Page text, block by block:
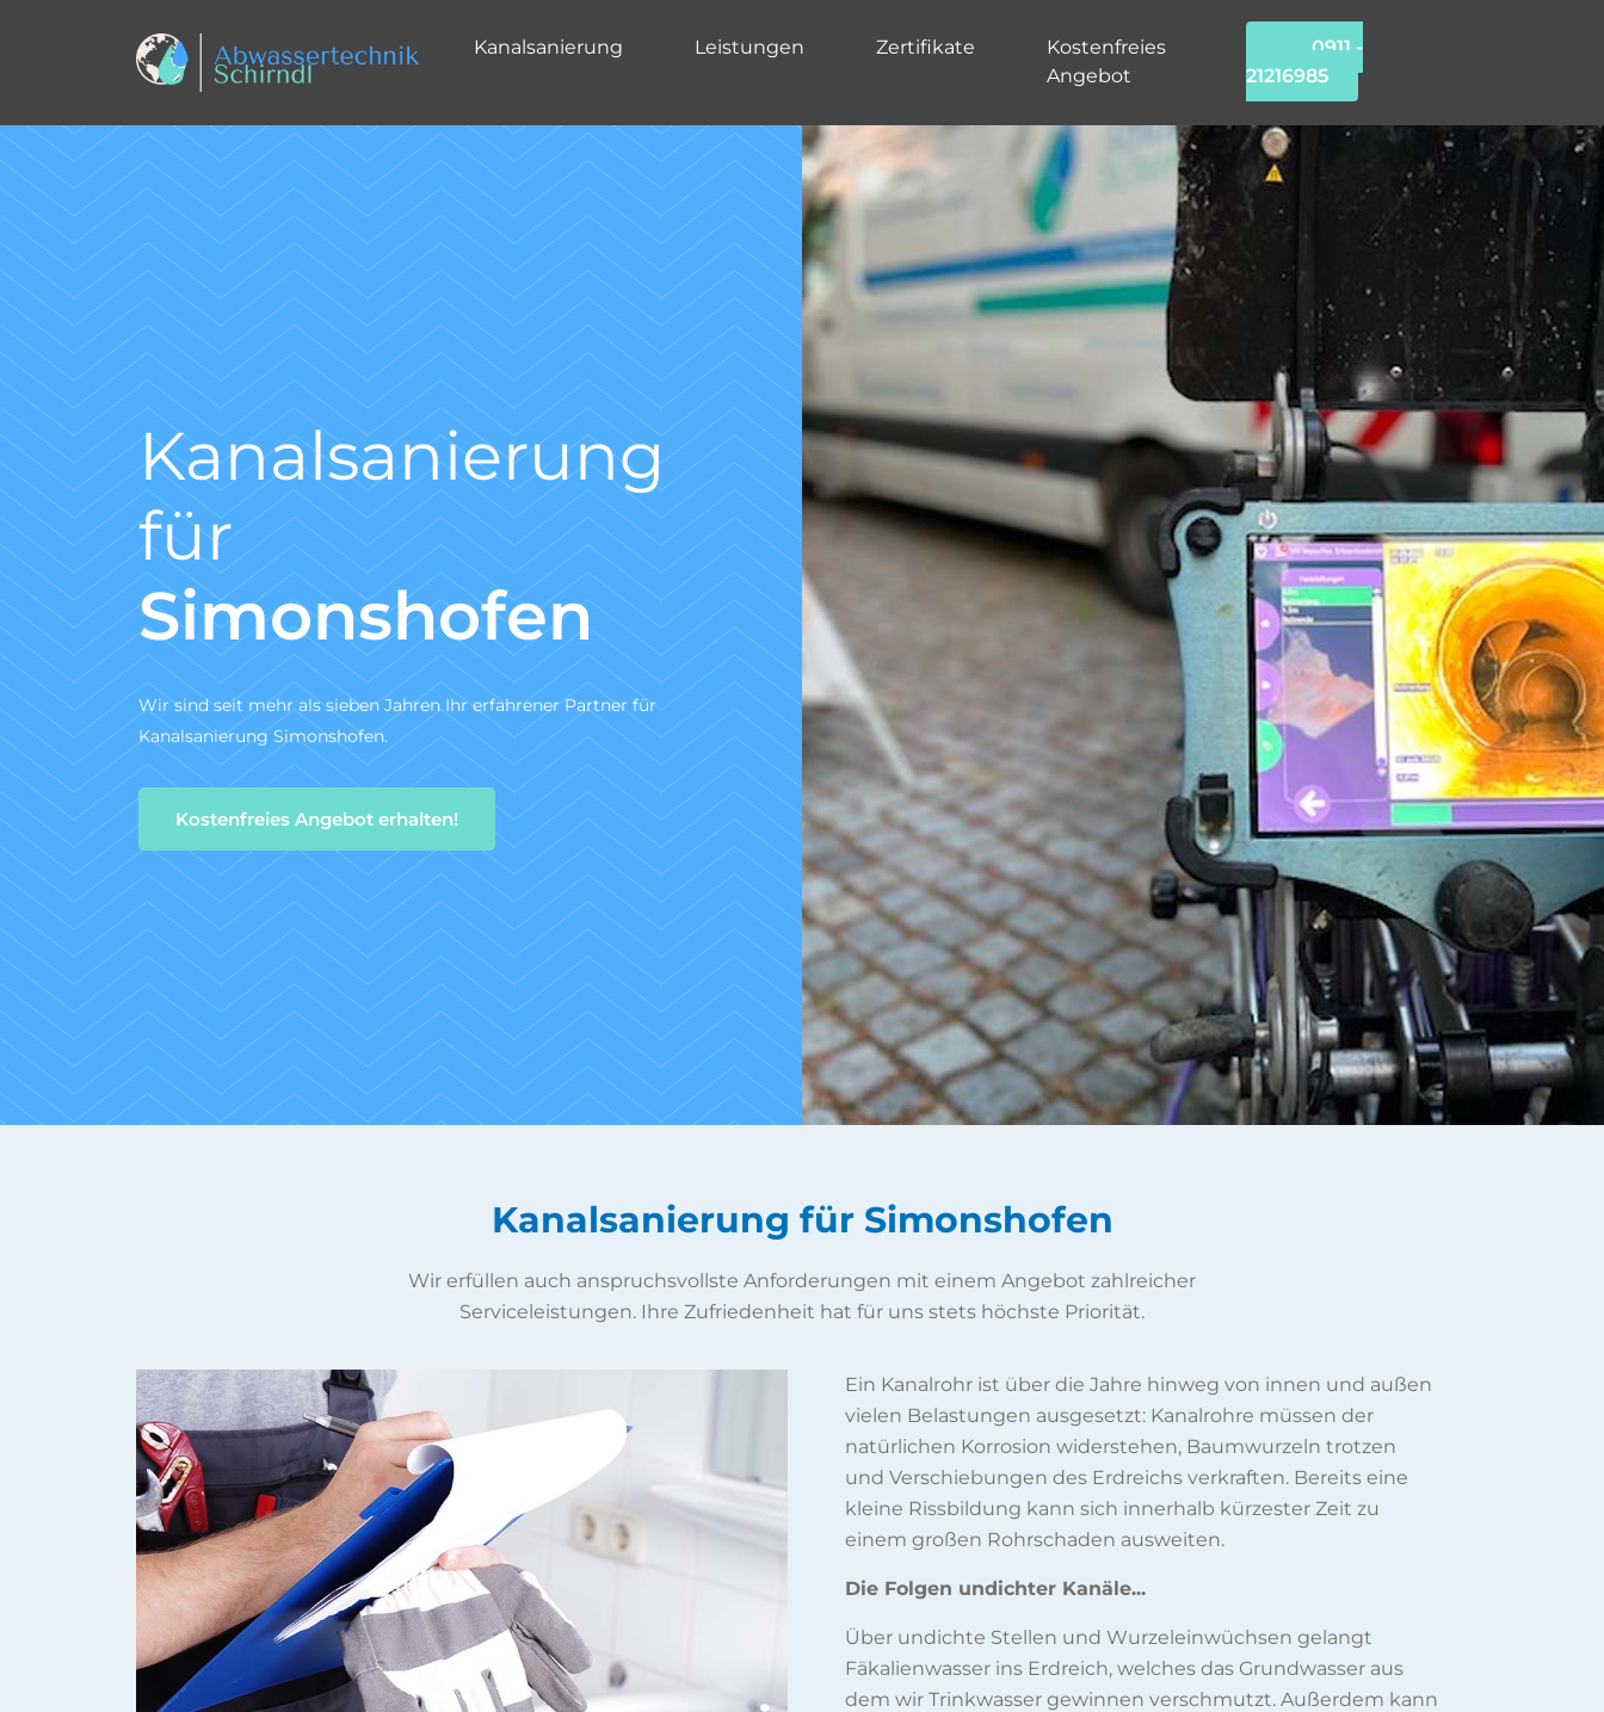
Kanalsanierung Leistungen Zertifikate
Kostenfreies
Angebot
0911 -
21216985
Kanal TV-
Untersuchung
nach DIN 1986-
30
Wir sind ein zertifiziertes Fachunternehmen für die Kanal-TV-
Untersuchung gem. DIN 1986-30.
Zum Angebotsservice
Kanalsanierung für Simonshofen
Wir erfüllen auch anspruchsvollste Anforderungen mit einem Angebot zahlreicher
Serviceleistungen. Ihre Zufriedenheit hat für uns stets höchste Priorität.
Ein Kanalrohr ist über die Jahre hinweg von innen und außen
vielen Belastungen ausgesetzt: Kanalrohre müssen der
natürlichen Korrosion widerstehen, Baumwurzeln trotzen
und Verschiebungen des Erdreichs verkraften. Bereits eine
kleine Rissbildung kann sich innerhalb kürzester Zeit zu
einem großen Rohrschaden ausweiten.
Die Folgen undichter Kanäle...
Über undichte Stellen und Wurzeleinwüchsen gelangt
Fäkalienwasser ins Erdreich, welches das Grundwasser aus
dem wir Trinkwasser gewinnen verschmutzt. Außerdem kann